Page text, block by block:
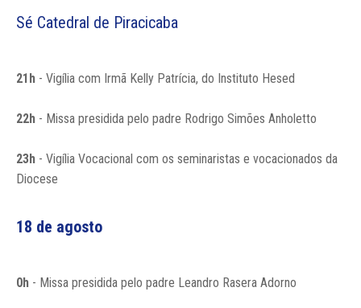
Sé Catedral de Piracicaba
21h - Vigília com Irmã Kelly Patrícia, do Instituto Hesed
22h - Missa presidida pelo padre Rodrigo Simões Anholetto
23h - Vigília Vocacional com os seminaristas e vocacionados da
Diocese
18 de agosto
0h - Missa presidida pelo padre Leandro Rasera Adorno